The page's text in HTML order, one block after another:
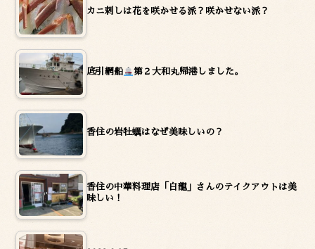
カニ刺しは花を咲かせる派？咲かせない派？
底引網船 第２大和丸帰港しました。
香住の岩牡蠣はなぜ美味しいの？
香住の中華料理店「白龍」さんのテイクアウトは美
味しい！